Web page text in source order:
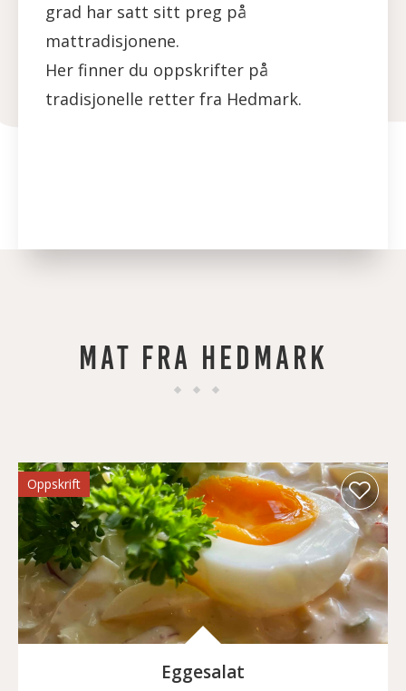
grad har satt sitt preg på
mattradisjonene.
Her finner du oppskrifter på
tradisjonelle retter fra Hedmark.
MAT FRA HEDMARK
Oppskrift
Eggesalat